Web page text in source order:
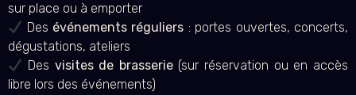
sur place ou à emporter
Des événements réguliers : portes ouvertes, concerts,
dégustations, ateliers
Des visites de brasserie(sur réservation ou en accès
libre lors des événements)